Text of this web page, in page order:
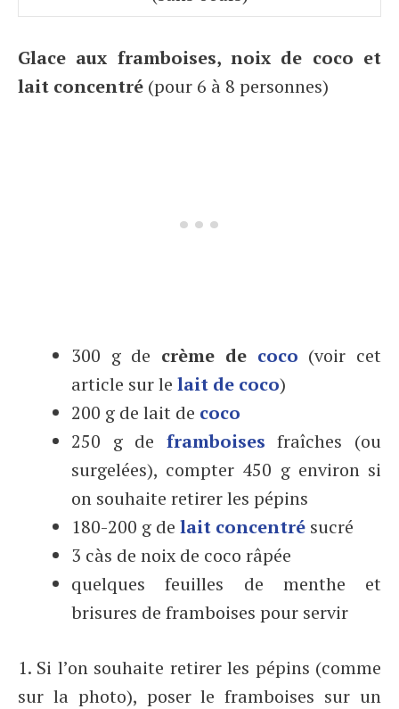
Glace aux framboises, noix de coco et
lait concentré (pour 6 à 8 personnes)
300 g de crème decoco (voir cet
article sur le lait de coco)
200 g de lait de coco
250 g de framboises fraîches (ou
surgelées), compter 450 g environ si
on souhaite retirer les pépins
180-200 g de lait concentré sucré
3 càs de noix de coco râpée
quelques feuilles de menthe et
brisures de framboises pour servir
1. Si l’on souhaite retirer les pépins (comme
sur la photo), poser le framboises sur un